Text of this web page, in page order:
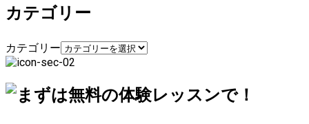
カテゴリー
カテゴリー